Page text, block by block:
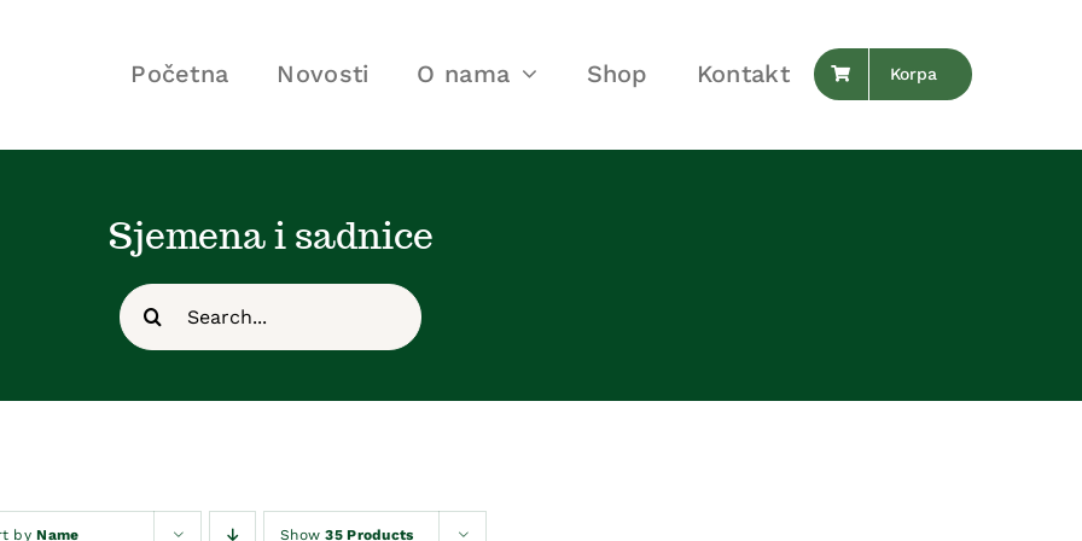
Početna Novosti O nama Shop Kontakt Korpa
Sjemena i sadnice
Search
for:
byName Show35 Products